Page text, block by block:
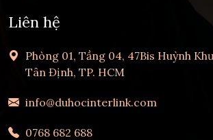
Liên hệ
Phòng 01, Tầng 04, 47Bis Huỳnh
Tân Định, TP. HCM
info@duhocinterlink.com
0768 682 688